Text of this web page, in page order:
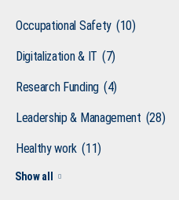
Occupational Safety (10)
Digitalization & IT (7)
Research Funding (4)
Leadership & Management (28)
Healthy work (11)
Show all